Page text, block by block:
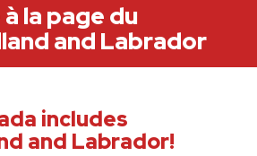
la page du
and Labrador
includes
and Labrador!